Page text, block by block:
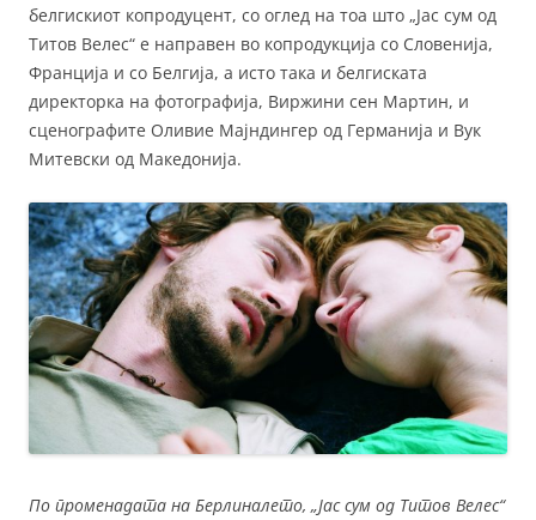
белгискиот копродуцент, со оглед на тоа што „Јас сум од
Титов Велес“ е направен во копродукција со Словенија,
Франција и со Белгија, а исто така и белгиската
директорка на фотографија, Виржини сен Мартин, и
сценографите Оливие Мајндингер од Германија и Вук
Митевски од Македонија.
По променадата на Берлиналето, „Јас сум од Титов Велес“